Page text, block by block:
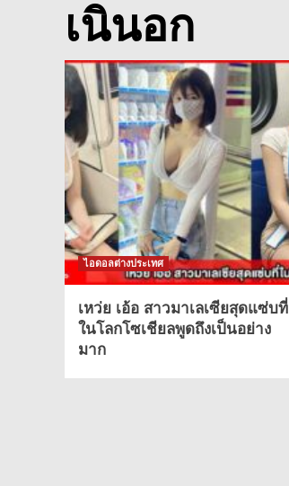
เนินอก
ไอดอลต่างประเทศ
เหว่ย เอ้อ สาวมาเลเซียสุดแซ่บที่
ในโลกโซเชียลพูดถึงเป็นอย่าง
มาก